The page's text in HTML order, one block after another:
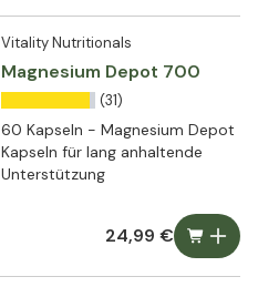
Vitality Nutritionals
Magnesium Depot 700
(31)
60 Kapseln - Magnesium Depot
Kapseln für lang anhaltende
Unterstützung
24,99 €